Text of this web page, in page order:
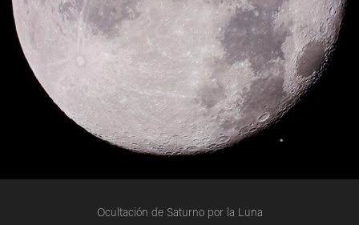
Ocultación de Saturno por la Luna